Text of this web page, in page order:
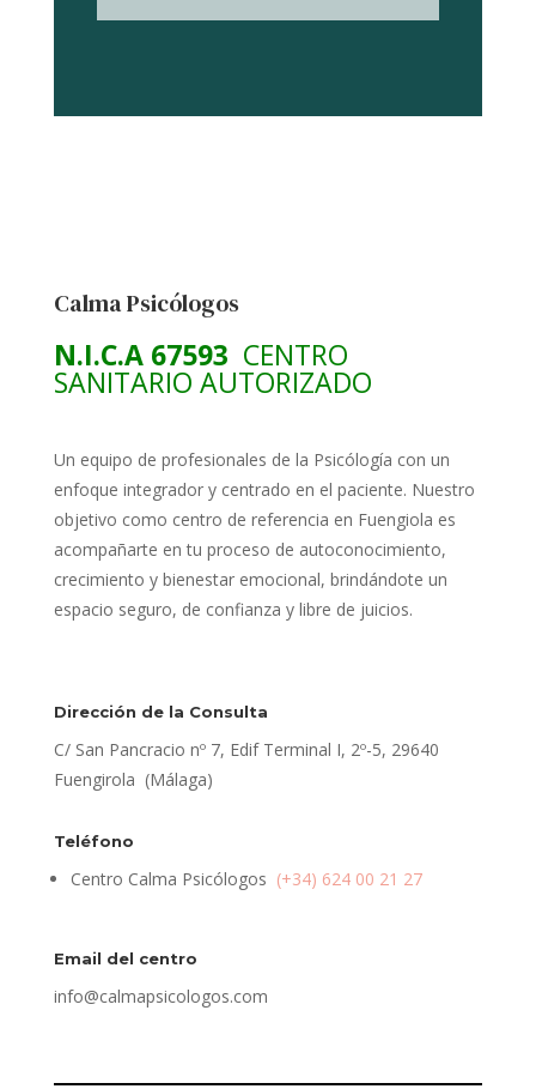
Calma Psicólogos
N.I.C.A 67593 CENTRO
SANITARIO AUTORIZADO
Un equipo de profesionales de la Psicólogía con un
enfoque integrador y centrado en el paciente. Nuestro
objetivo como centro de referencia en Fuengiola es
acompañarte en tu proceso de autoconocimiento,
crecimiento y bienestar emocional, brindándote un
espacio seguro, de confianza y libre de juicios.
Dirección de la Consulta
C/ San Pancracio nº 7, Edif Terminal I, 2º-5, 29640
Fuengirola (Málaga)
Teléfono
Centro Calma Psicólogos (+34) 624 00 21 27
Email del centro
info@calmapsicologos.com